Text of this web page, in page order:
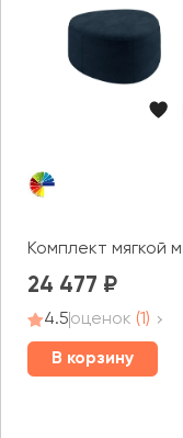
Комплект мягкой
24 477
4.5оценок (1)
В корзину